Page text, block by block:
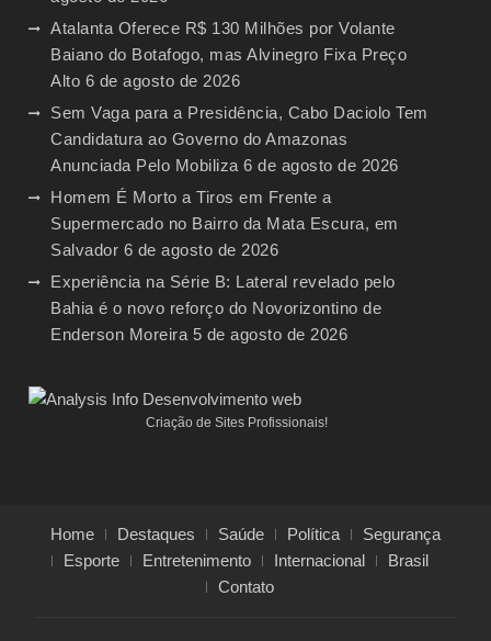
Atalanta Oferece R$ 130 Milhões por Volante
Baiano do Botafogo, mas Alvinegro Fixa Preço
Alto 6 de agosto de 2026
Sem Vaga para a Presidência, Cabo Daciolo Tem
Candidatura ao Governo do Amazonas
Anunciada Pelo Mobiliza 6 de agosto de 2026
Homem É Morto a Tiros em Frente a
Supermercado no Bairro da Mata Escura, em
Salvador 6 de agosto de 2026
Experiência na Série B: Lateral revelado pelo
Bahia é o novo reforço do Novorizontino de
Enderson Moreira 5 de agosto de 2026
Criação de Sites Profissionais!
Home Destaques Saúde Política
Segurança
Esporte
Entretenimento Internacional
Brasil
Contato